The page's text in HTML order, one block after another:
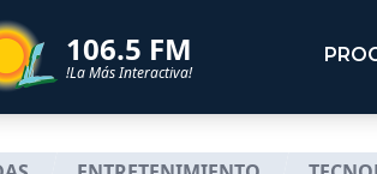
106.5 FM
!La Más Interactiva!